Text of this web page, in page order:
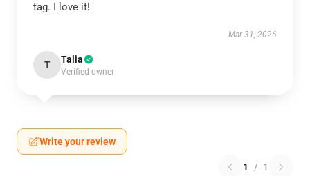
tag. I love it!
Mar 31, 2026
T Talia
Verified owner
Write your review
1 / 1